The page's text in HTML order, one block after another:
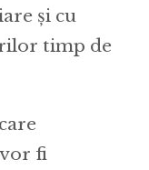
și cu
timp de
fi